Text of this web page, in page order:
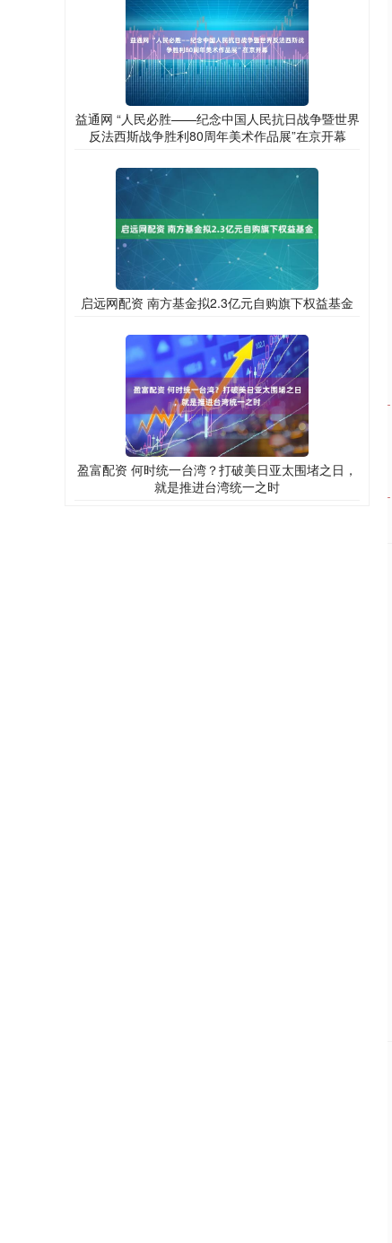
益通网 “人民必胜——纪念中国人民抗日战争暨世界
反法西斯战争胜利80周年美术作品展”在京开幕
启远网配资 南方基金拟2.3亿元自购旗下权益基金
盈富配资 何时统一台湾？打破美日亚太围堵之日，
就是推进台湾统一之时